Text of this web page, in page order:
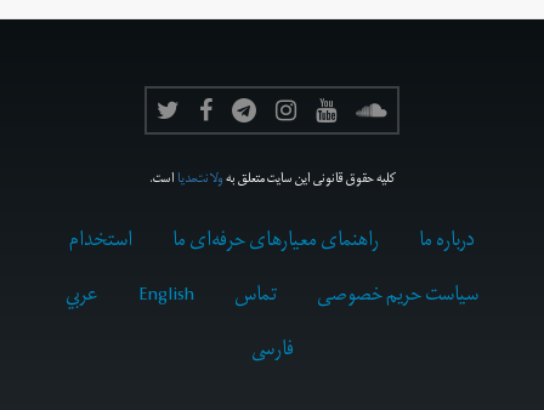
کلیه حقوق قانونی این سایت متعلق بهولانت‌مدیااست.
درباره ما راهنمای معیارهای حرفه‌ای ما
استخدام
سیاست حریم خصوصی
تماس English
عربي
فارسى